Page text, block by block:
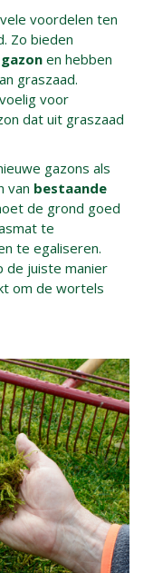
voordelen ten
Zo bieden
en hebben
graszaad.
voor
dat uit graszaad
gazons als
van bestaande
de grond goed
te
te egaliseren.
de juiste manier
om de wortels